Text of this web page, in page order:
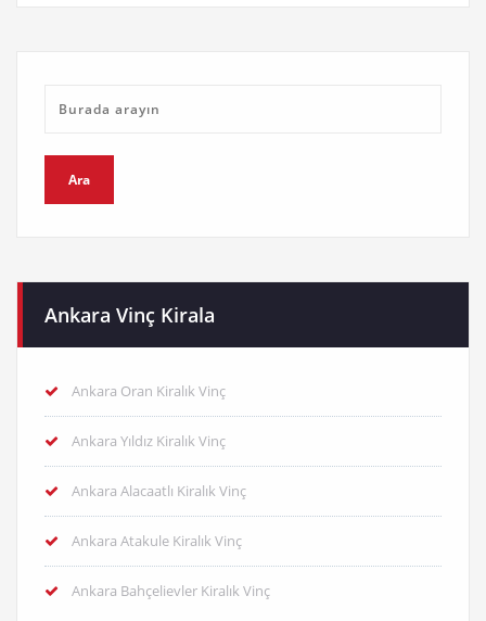
Ankara Vinç Kirala
Ankara Oran Kiralık Vinç
Ankara Yıldız Kiralık Vinç
Ankara Alacaatlı Kiralık Vinç
Ankara Atakule Kiralık Vinç
Ankara Bahçelievler Kiralık Vinç